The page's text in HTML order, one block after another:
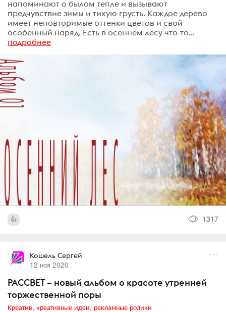
напоминают о былом тепле и вызывают
предчувствие зимы и тихую грусть. Каждое дерево
имеет неповторимые оттенки цветов и свой
особенный наряд. Есть в осеннем лесу что-то...
подробнее
1317
Кошель Сергей
12 ноя 2020
РАССВЕТ – новый альбом о красоте утренней
торжественной поры
Креатив, креативные идеи, рекламные ролики